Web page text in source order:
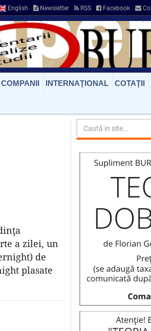
English Newsletter RSS Facebook
COMPANII INTERNAŢIONAL COTAŢII
a zilei, un
de
plasate